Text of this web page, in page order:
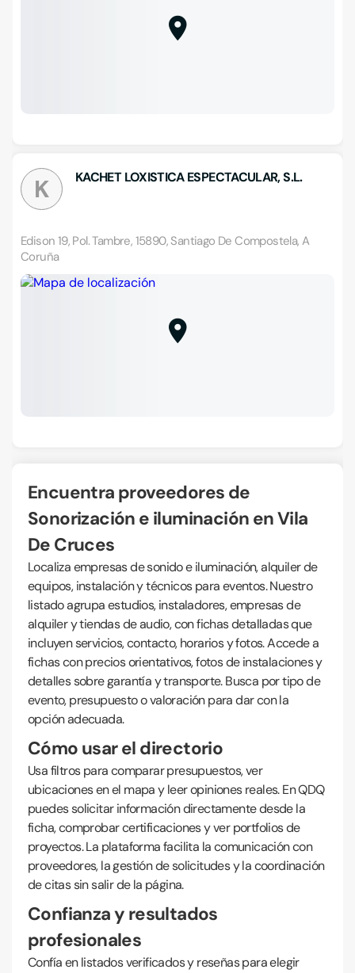
K KACHET LOXISTICA ESPECTACULAR, S.L.
Edison 19, Pol. Tambre, 15890, Santiago De Compostela, A
Coruña
Encuentra proveedores de
Sonorización e iluminación en Vila
De Cruces
Localiza empresas de sonido e iluminación, alquiler de
equipos, instalación y técnicos para eventos. Nuestro
listado agrupa estudios, instaladores, empresas de
alquiler y tiendas de audio, con fichas detalladas que
incluyen servicios, contacto, horarios y fotos. Accede a
fichas con precios orientativos, fotos de instalaciones y
detalles sobre garantía y transporte. Busca por tipo de
evento, presupuesto o valoración para dar con la
opción adecuada.
Cómo usar el directorio
Usa filtros para comparar presupuestos, ver
ubicaciones en el mapa y leer opiniones reales. En QDQ
puedes solicitar información directamente desde la
ficha, comprobar certificaciones y ver portfolios de
proyectos. La plataforma facilita la comunicación con
proveedores, la gestión de solicitudes y la coordinación
de citas sin salir de la página.
Confianza y resultados
profesionales
Confía en listados verificados y reseñas para elegir